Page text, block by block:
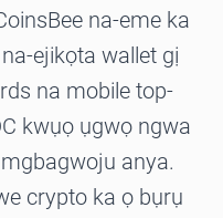
na-eme ka
ejikọta wallet gị
na mobile top-
kwụọ ụgwọ ngwa
anya.
crypto ka ọ bụrụ